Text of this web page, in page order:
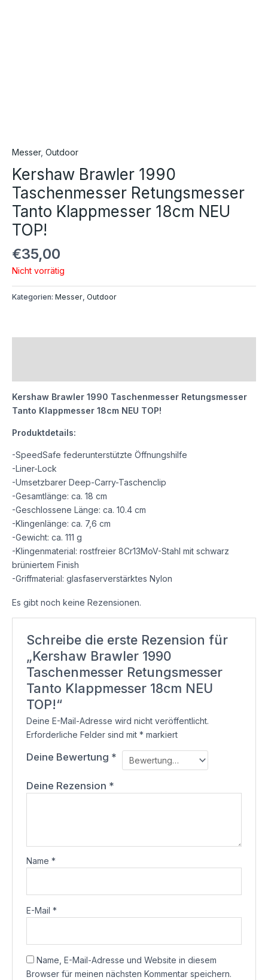
Messer, Outdoor
Kershaw Brawler 1990
Taschenmesser Retungsmesser
Tanto Klappmesser 18cm NEU
TOP!
€35,00
Nicht vorrätig
Kategorien: Messer, Outdoor
Kershaw Brawler 1990 Taschenmesser Retungsmesser
Tanto Klappmesser 18cm NEU TOP!
Produktdetails:
-SpeedSafe federunterstützte Öffnungshilfe
-Liner-Lock
-Umsetzbarer Deep-Carry-Taschenclip
-Gesamtlänge: ca. 18 cm
-Geschlossene Länge: ca. 10.4 cm
-Klingenlänge: ca. 7,6 cm
-Gewicht: ca. 111 g
-Klingenmaterial: rostfreier 8Cr13MoV-Stahl mit schwarz
brüniertem Finish
-Griffmaterial: glasfaserverstärktes Nylon
Es gibt noch keine Rezensionen.
Schreibe die erste Rezension für
„Kershaw Brawler 1990
Taschenmesser Retungsmesser
Tanto Klappmesser 18cm NEU
TOP!“
Deine E-Mail-Adresse wird nicht veröffentlicht.
Erforderliche Felder sind mit* markiert
Deine Bewertung *
Deine Rezension *
Name*
E-Mail*
Name, E-Mail-Adresse und Website in diesem
Browser für meinen nächsten Kommentar speichern.